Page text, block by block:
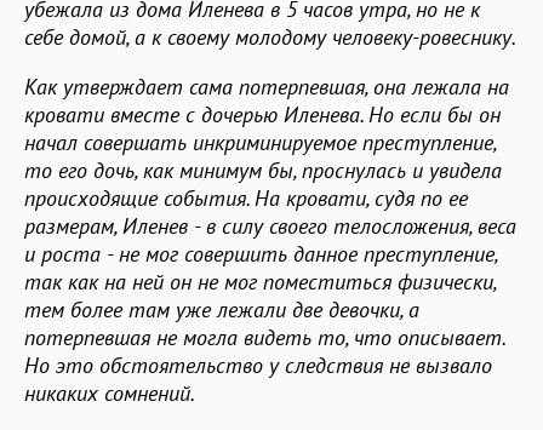
убежала из дома Иленева в 5 часов утра, но не к
себе домой, а к своему молодому человеку-ровеснику.
Как утверждает сама потерпевшая, она лежала на
кровати вместе с дочерью Иленева. Но если бы он
начал совершать инкриминируемое преступление,
то его дочь, как минимум бы, проснулась и увидела
происходящие события. На кровати, судя по ее
размерам, Иленев - в силу своего телосложения, веса
и роста - не мог совершить данное преступление,
так как на ней он не мог поместиться физически,
тем более там уже лежали две девочки, а
потерпевшая не могла видеть то, что описывает.
Но это обстоятельство у следствия не вызвало
никаких сомнений.